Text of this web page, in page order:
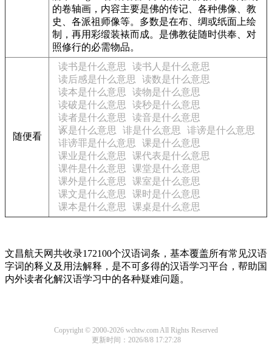
的卷轴画，内容主要是佛的传记、各种佛像、教
史、各派祖师像等。多数是在布、绸或纸面上绘
制，再用彩缎装裱而成。是佛教徒随时供奉、对
照修行的必需物品。
随便看
读书是什么意思
读书人是什么意思
读后感是什么意思
读数是什么意思
读本是什么意思
读物是什么意思
读破是什么意思
读秒是什么意思
读者是什么意思
读音是什么意思
诼是什么意思
诽是什么意思
诽谤是什么意思
诽谤罪是什么意思
课是什么意思
课业是什么意思
课代表是什么意思
课件是什么意思
课堂是什么意思
课外是什么意思
课室是什么意思
课文是什么意思
课时是什么意思
课本是什么意思
课桌是什么意思
文昌航天网共收录172100个汉语词条，基本覆盖所有常见汉语
字词的释义及用法解释，是不可多得的汉语学习平台，帮助国
内外读者化解汉语学习中的各种疑难问题。
Copyright © 2000-2026 wchtw.com All Rights Reserved
更新时间：2026/8/8 17:27:28